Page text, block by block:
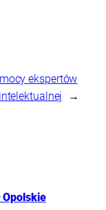
ekspertów
→
Opolskie